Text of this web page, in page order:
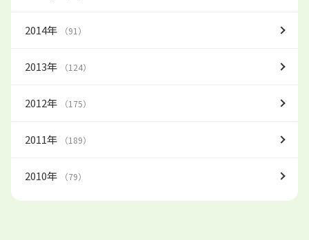
2014年 （91）
2013年 （124）
2012年 （175）
2011年 （189）
2010年 （79）